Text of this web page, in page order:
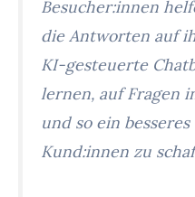
Besucher:innen
die Antworten auf
KI-gesteuerte
lernen, auf Fragen
und so ein
Kund:innen zu